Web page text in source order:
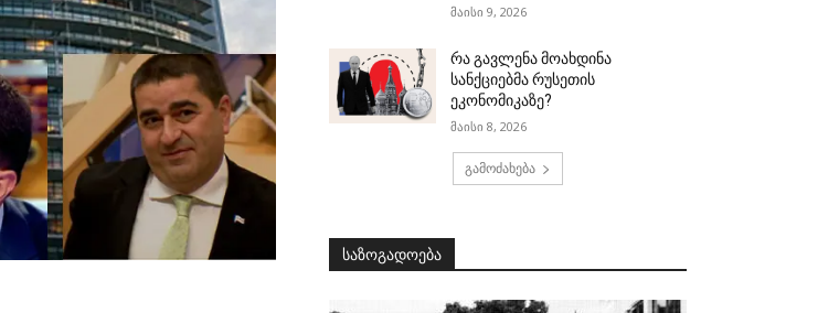
მაისი 9, 2026
რა გავლენა მოახდინა
სანქციებმა რუსეთის
ეკონომიკაზე?
მაისი 8, 2026
გამოძახება
საზოგადოება